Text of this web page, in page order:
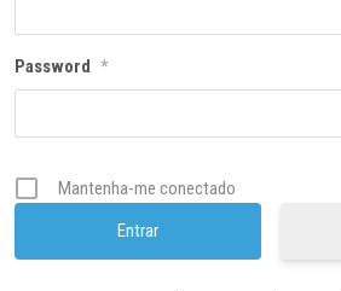
Password *
Mantenha-me conectado